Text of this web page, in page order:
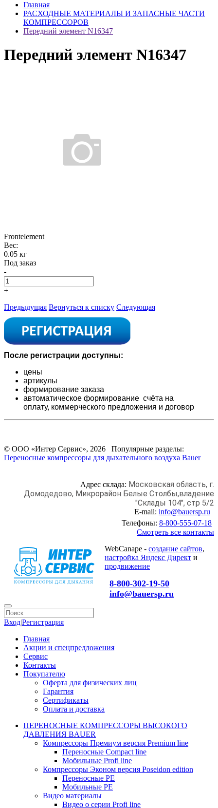
Главная
РАСХОДНЫЕ МАТЕРИАЛЫ И ЗАПАСНЫЕ ЧАСТИ
КОМПРЕССОРОВ
Передний элемент N16347
Передний элемент N16347
Frontelement
Вес:
0.05 кг
Под заказ
-
+
Предыдущая Вернуться к списку Следующая
После регистрации доступны:
цены
артикулы
формирование заказа
автоматическое формирование счёта на
оплату, коммерческого предложения и договор
© ООО «Интер Сервис», 2026 Популярные разделы:
Переносные компрессоры для дыхательного воздуха Bauer
Адрес склада: Московская область, г.
Домодедово, Микрорайон Белые Столбы,владение
"Склады 104", стр 5/2
E-mail: info@bauersp.ru
Телефоны: 8-800-555-07-18
Смотреть все контакты
WebCanape - создание сайтов,
настройка Яндекс Директ и
продвижение
8-800-302-19-50
info@bauersp.ru
Вход|Регистрация
Главная
Акции и спецпредложения
Сервис
Контакты
Покупателю
Оферта для физических лиц
Гарантия
Сертификаты
Оплата и доставка
ПЕРЕНОСНЫЕ КОМПРЕССОРЫ ВЫСОКОГО
ДАВЛЕНИЯ BAUER
Компрессоры Премиум версия Premium line
Переносные Compact line
Мобильные Profi line
Компрессоры Эконом версия Poseidon edition
Переносные PE
Мобильные PE
Видео материалы
Видео о серии Profi line